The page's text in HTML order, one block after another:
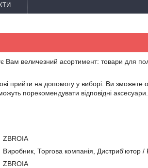
величезний асортимент: товари для
прийти на допомогу у виборі. Ви зможете
порекомендувати відповідні аксесуари.
ZBROIA
Виробник, Торгова компанія, Дистриб'ютор /
ZBROIA